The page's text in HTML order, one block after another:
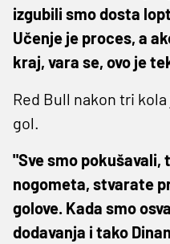
izgubili smo dosta
Učenje je proces, a
kraj, vara se, ovo je
Red Bull nakon tri
gol.
"Sve smo pokušavali,
nogometa, stvarate
golove. Kada smo
dodavanja i tako